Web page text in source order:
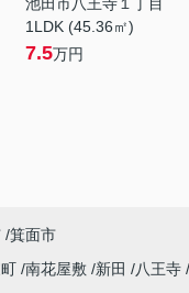
1LDK (45.36㎡)
7.5万円
箕面市
南花屋敷 新田 八王寺